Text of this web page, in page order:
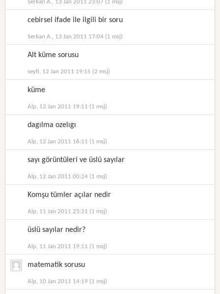
Serkan A., 13 Jan 2011 23:07 (1 msj)
cebirsel ifade ile ilgili bir soru
Serkan A., 13 Jan 2011 17:04 (1 msj)
Alt küme sorusu
seyfi, 12 Jan 2011 19:15 (2 msj)
küme
Alp, 12 Jan 2011 19:11 (1 msj)
dagılma ozelıgı
Alp, 12 Jan 2011 16:11 (1 msj)
sayı görüntüleri ve üslü sayılar
Alp, 12 Jan 2011 00:24 (1 msj)
Komşu tümler açılar nedir
Alp, 11 Jan 2011 23:21 (1 msj)
üslü sayılar nedir?
Alp, 11 Jan 2011 19:11 (1 msj)
matematik sorusu
Alp, 10 Jan 2011 14:19 (1 msj)